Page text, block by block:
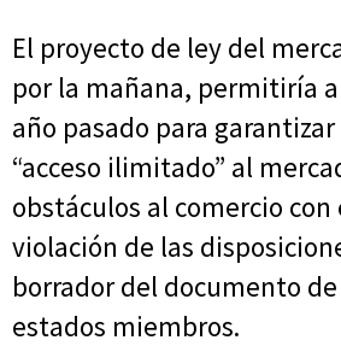
El proyecto de ley del
por la mañana, permitiría
año pasado para
“acceso ilimitado” al
obstáculos al comercio
violación de las
borrador del documento
estados miembros.